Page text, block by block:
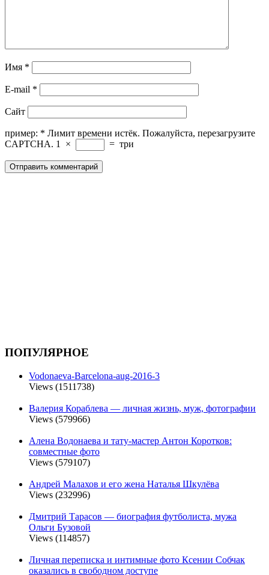
Имя *
E-mail *
Сайт
пример: * Лимит времени истёк. Пожалуйста, перезагрузите
CAPTCHA. 1 × = три
ПОПУЛЯРНОЕ
Vodonaeva-Barcelona-aug-2016-3
Views (1511738)
Валерия Кораблева — личная жизнь, муж, фотографии
Views (579966)
Алена Водонаева и тату-мастер Антон Коротков:
совместные фото
Views (579107)
Андрей Малахов и его жена Наталья Шкулёва
Views (232996)
Дмитрий Тарасов — биография футболиста, мужа
Ольги Бузовой
Views (114857)
Личная переписка и интимные фото Ксении Собчак
оказались в свободном доступе